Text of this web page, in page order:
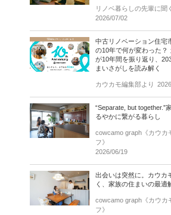
リノベ暮らしの先輩に聞
2026/07/02
中古リノベーション住宅
の10年で何が変わった？
が10年間を振り返り、
まいさがしを読み解く
カウカモ編集部より
“Separate, but together.”
るやかに繋がる暮らし
cowcamo graph《カウカ
フ》
2026/06/19
出会いは突然に。カウカ
く、家族の住まいの最適
cowcamo graph《カウカ
フ》